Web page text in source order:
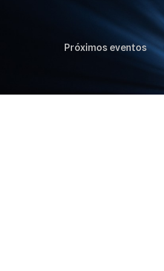
Próximos eventos